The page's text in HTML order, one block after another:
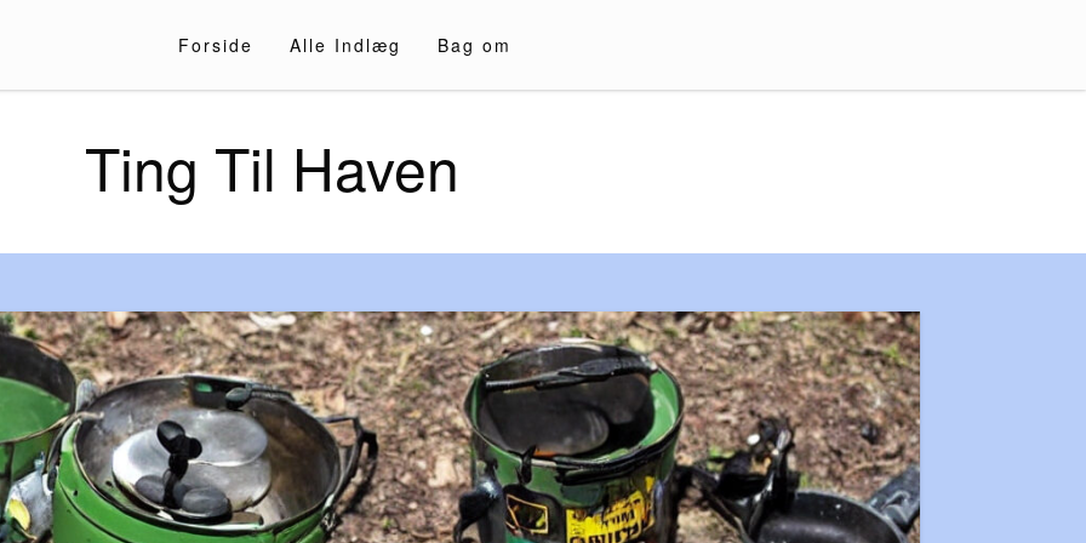
Forside Alle Indlæg Bag om
Ting Til Haven